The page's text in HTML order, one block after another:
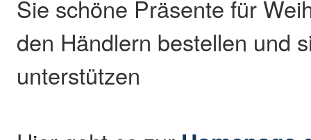
Sie schöne Präsente für
den Händlern bestellen und
unterstützen